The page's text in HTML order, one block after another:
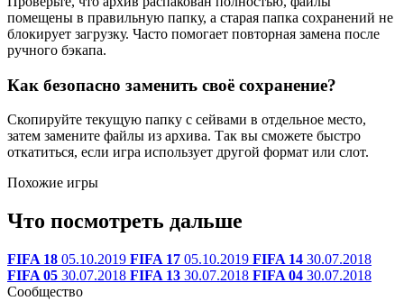
помещены в правильную папку, а старая папка сохранений не
блокирует загрузку. Часто помогает повторная замена после
ручного бэкапа.
Как безопасно заменить своё сохранение?
Скопируйте текущую папку с сейвами в отдельное место,
затем замените файлы из архива. Так вы сможете быстро
откатиться, если игра использует другой формат или слот.
Похожие игры
Что посмотреть дальше
FIFA 18 05.10.2019 FIFA 17 05.10.2019 FIFA 14 30.07.2018
FIFA 05 30.07.2018 FIFA 13 30.07.2018 FIFA 04 30.07.2018
Сообщество